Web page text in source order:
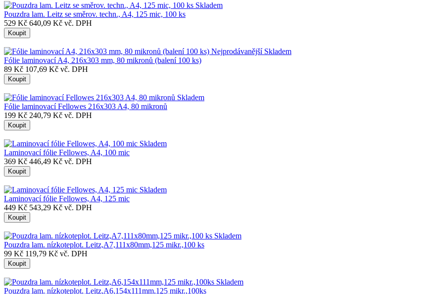
Skladem
Pouzdra lam. Leitz se směrov. techn., A4, 125 mic, 100 ks
529 Kč 640,09 Kč vč. DPH
Koupit
Nejprodávanější Skladem
Fólie laminovací A4, 216x303 mm, 80 mikronů (balení 100 ks)
89 Kč 107,69 Kč vč. DPH
Koupit
Skladem
Fólie laminovací Fellowes 216x303 A4, 80 mikronů
199 Kč 240,79 Kč vč. DPH
Koupit
Skladem
Laminovací fólie Fellowes, A4, 100 mic
369 Kč 446,49 Kč vč. DPH
Koupit
Skladem
Laminovací fólie Fellowes, A4, 125 mic
449 Kč 543,29 Kč vč. DPH
Koupit
Skladem
Pouzdra lam. nízkoteplot. Leitz,A7,111x80mm,125 mikr.,100 ks
99 Kč 119,79 Kč vč. DPH
Koupit
Skladem
Pouzdra lam. nízkoteplot. Leitz,A6,154x111mm,125 mikr.,100ks